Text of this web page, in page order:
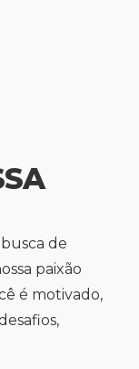
de
paixão
é motivado,